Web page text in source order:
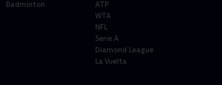
Badminton
ATP
WTA
NFL
Serie A
Diamond League
La Vuelta